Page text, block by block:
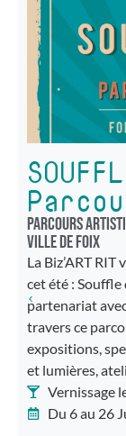
Parcours
ville de Foix
La Biz’ART
cet été : Souffle
partenariat
travers ce
expositions,
et lumières,
Vernissage
Du 6 au 26